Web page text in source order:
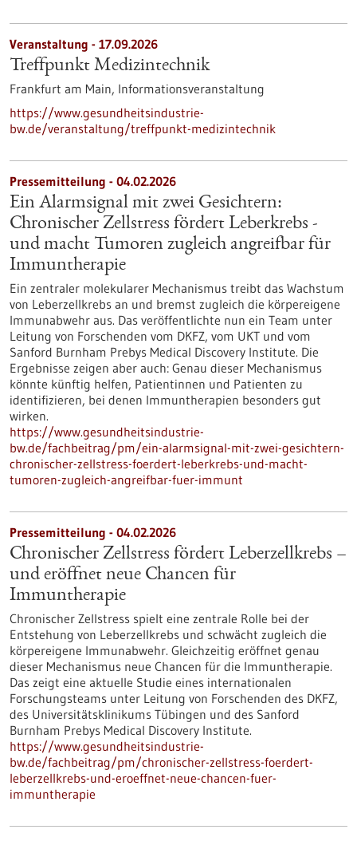
Veranstaltung - 17.09.2026
Treffpunkt Medizintechnik
Frankfurt am Main, Informationsveranstaltung
https://www.gesundheitsindustrie-
bw.de/veranstaltung/treffpunkt-medizintechnik
Pressemitteilung - 04.02.2026
Ein Alarmsignal mit zwei Gesichtern:
Chronischer Zellstress fördert Leberkrebs -
und macht Tumoren zugleich angreifbar für
Immuntherapie
Ein zentraler molekularer Mechanismus treibt das Wachstum
von Leberzellkrebs an und bremst zugleich die körpereigene
Immunabwehr aus. Das veröffentlichte nun ein Team unter
Leitung von Forschenden vom DKFZ, vom UKT und vom
Sanford Burnham Prebys Medical Discovery Institute. Die
Ergebnisse zeigen aber auch: Genau dieser Mechanismus
könnte künftig helfen, Patientinnen und Patienten zu
identifizieren, bei denen Immuntherapien besonders gut
wirken.
https://www.gesundheitsindustrie-
bw.de/fachbeitrag/pm/ein-alarmsignal-mit-zwei-gesichtern-
chronischer-zellstress-foerdert-leberkrebs-und-macht-
tumoren-zugleich-angreifbar-fuer-immunt
Pressemitteilung - 04.02.2026
Chronischer Zellstress fördert Leberzellkrebs –
und eröffnet neue Chancen für
Immuntherapie
Chronischer Zellstress spielt eine zentrale Rolle bei der
Entstehung von Leberzellkrebs und schwächt zugleich die
körpereigene Immunabwehr. Gleichzeitig eröffnet genau
dieser Mechanismus neue Chancen für die Immuntherapie.
Das zeigt eine aktuelle Studie eines internationalen
Forschungsteams unter Leitung von Forschenden des DKFZ,
des Universitätsklinikums Tübingen und des Sanford
Burnham Prebys Medical Discovery Institute.
https://www.gesundheitsindustrie-
bw.de/fachbeitrag/pm/chronischer-zellstress-foerdert-
leberzellkrebs-und-eroeffnet-neue-chancen-fuer-
immuntherapie